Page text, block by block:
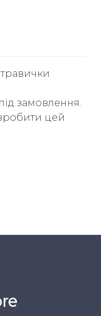
травички
замовлення.
цей